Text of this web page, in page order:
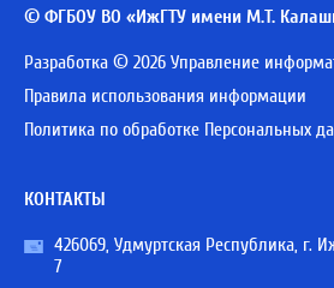
© ФГБОУ ВО «ИжГТУ имени М.Т.
Разработка © 2026 Управление
Правила использования информации
Политика по обработке Персональных
КОНТАКТЫ
426069, Удмуртская Республика, г.
7